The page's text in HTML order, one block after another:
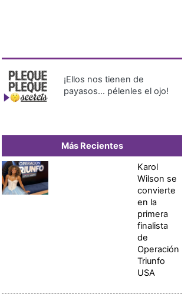
¡Ellos nos tienen de
payasos… pélenles el ojo!
Más Recientes
Karol
Wilson se
convierte
en la
primera
finalista
de
Operación
Triunfo
USA